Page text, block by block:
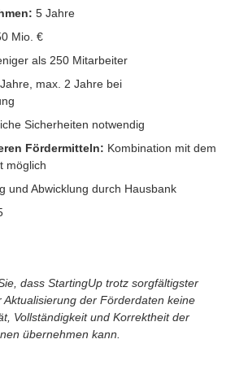
5 Jahre
Mio. €
als 250 Mitarbeiter
max. 2 Jahre bei
Sicherheiten notwendig
Fördermitteln: Kombination mit dem
möglich
und Abwicklung durch Hausbank
dass StartingUp trotz sorgfältigster
der Förderdaten keine
Vollständigkeit und Korrektheit der
übernehmen kann.